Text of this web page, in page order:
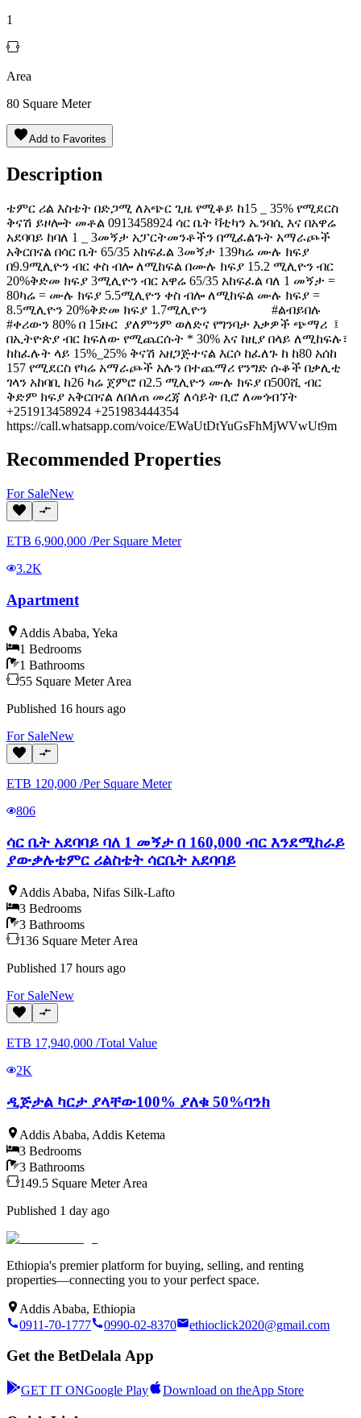
1
Area
80 Square Meter
Add to Favorites
Description
ቴምር ሪል እስቴት በድጋሚ ለአጭር ጊዜ የሚቆይ ከ15 _ 35% የሚደርስ
ቅናሽ ይዞሎት መቶል 0913458924 ️ሳር ቤት ቫቲካን ኤንባሲ እና በአዋሬ
አደባባይ ከባለ 1 _ 3መኝታ አፓርትመንቶችን በሚፈልጉት አማራጮች
አቅርበናል ️በሳር ቤት 65/35 አከፍፈል 3መኝታ 139ካሬ ሙሉ ክፍያ
በ9.9ሚሊዮን ብር ቀስ ብሎ ለሚከፍል በሙሉ ክፍያ 15.2 ሚሊዮን ብር
20%ቅድመ ክፍያ 3ሚሊዮን ብር ️አዋሬ 65/35 አከፍፈል ባለ 1 መኝታ =
80ካሬ = ሙሉ ክፍያ 5.5ሚሊዮን ቀስ ብሎ ለሚከፍል ሙሉ ክፍያ =
8.5ሚሊዮን 20%ቅድመ ክፍያ 1.7ሚሊዮን #ልብይበሉ
#ቀሪውን 80% በ 15ዙር ያለምንም ወለድና የግንባታ እቃዎች ጭማሪ ፤
በኢትዮጵያ ብር ከፍለው የሚጨርሱት * 30% እና ከዚያ በላይ ለሚከፍሉ፣
ከከፈሉት ላይ 15%_25% ቅናሽ አዘጋጅተናል እርሶ ከፈለጉ ከ ከ80 አሰከ
157 የሚደርስ የካሬ አማራጮች አሉን በተጨማሪ የንግድ ሱቆች በቃሊቲ
ገላን አከባቢ ከ26 ካሬ ጀምሮ በ2.5 ሚሊዮን ሙሉ ክፍያ በ500ሺ ብር
ቅድም ክፍያ አቅርበናል ለበለጠ መረጃ ለሳይት ቢሮ ለመጎብኘት
+251913458924 +251983444354
https://call.whatsapp.com/voice/EWaUtDtYuGsFhMjWVwUt9m
Recommended Properties
For SaleNew
ETB 6,900,000 /Per Square Meter
3.2K
Apartment
Addis Ababa, Yeka
1 Bedrooms
1 Bathrooms
55 Square Meter Area
Published 16 hours ago
For SaleNew
ETB 120,000 /Per Square Meter
806
ሳር ቤት አደባባይ ባለ 1 መኝታ በ 160,000 ብር እንደሚከራይ
ያውቃሉቴምር ሪልስቴት ሳርቤት አደባባይ
Addis Ababa, Nifas Silk-Lafto
3 Bedrooms
3 Bathrooms
136 Square Meter Area
Published 17 hours ago
For SaleNew
ETB 17,940,000 /Total Value
2K
ዲጅታል ካርታ ያላቸው100% ያለቁ 50%ባንክ
Addis Ababa, Addis Ketema
3 Bedrooms
3 Bathrooms
149.5 Square Meter Area
Published 1 day ago
Ethiopia's premier platform for buying, selling, and renting
properties—connecting you to your perfect space.
Addis Ababa, Ethiopia
0911-70-1777
0990-02-8370 ethioclick2020@gmail.com
Get the BetDelala App
GET IT ONGoogle Play Download on theApp Store